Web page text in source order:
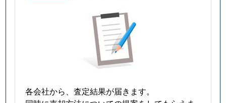
各会社から、査定結果が届きます。